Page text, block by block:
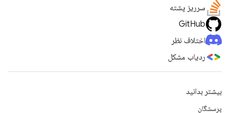
سرریز پشته
GitHub
اختلاف نظر
ردیاب مشکل
بیشتر بدانید
پرسشگان